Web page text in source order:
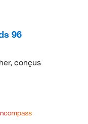
96
conçus